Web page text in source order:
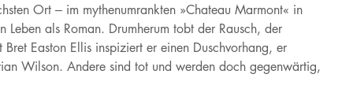
Ort – im mythenumrankten »Chateau Marmont« in
als Roman. Drumherum tobt der Rausch, der
Easton Ellis inspiziert er einen Duschvorhang, er
Wilson. Andere sind tot und werden doch gegenwärtig,